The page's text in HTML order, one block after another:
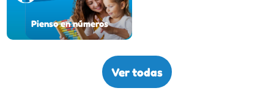
Pienso en números
Ver todas